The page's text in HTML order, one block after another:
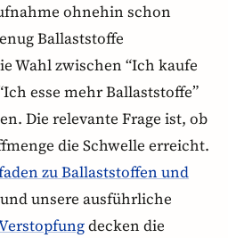
ohnehin schon
Ballaststoffe
Wahl zwischen “Ich kaufe
esse mehr Ballaststoffe”
Die relevante Frage ist, ob
die Schwelle erreicht.
zu Ballaststoffen und
und unsere ausführliche
decken die